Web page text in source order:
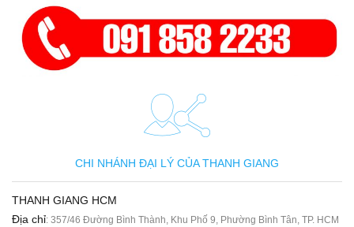
CHI NHÁNH ĐẠI LÝ CỦA THANH GIANG
THANH GIANG HCM
Địa chỉ: 357/46 Đường Bình Thành, Khu Phố 9, Phường Bình Tân, TP. HCM